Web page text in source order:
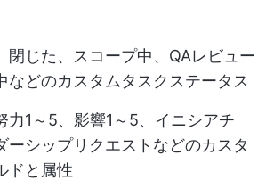
閉じた、スコープ中、QAレビュー
などのカスタムタスクステータス
力1～5、影響1～5、イニシアチ
ーシップリクエストなどのカスタ
ドと属性